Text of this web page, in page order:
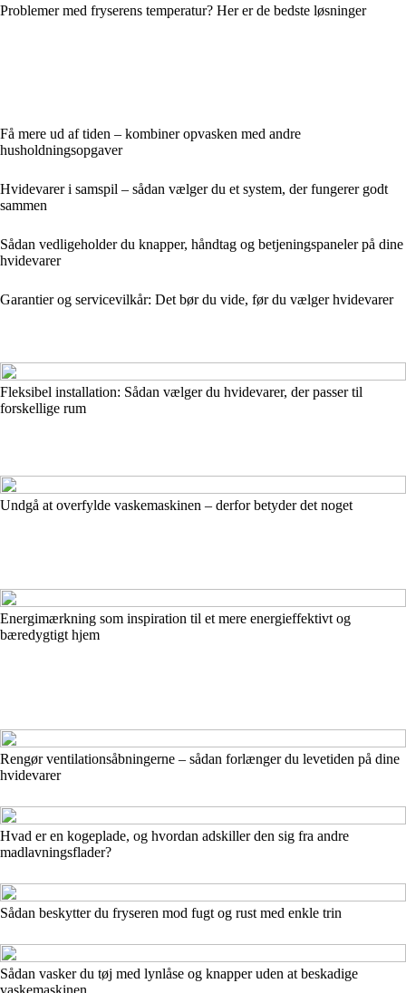
Problemer med fryserens temperatur? Her er de bedste løsninger
Få mere ud af tiden – kombiner opvasken med andre
husholdningsopgaver
Hvidevarer i samspil – sådan vælger du et system, der fungerer godt
sammen
Sådan vedligeholder du knapper, håndtag og betjeningspaneler på dine
hvidevarer
Garantier og servicevilkår: Det bør du vide, før du vælger hvidevarer
Fleksibel installation: Sådan vælger du hvidevarer, der passer til
forskellige rum
Undgå at overfylde vaskemaskinen – derfor betyder det noget
Energimærkning som inspiration til et mere energieffektivt og
bæredygtigt hjem
Rengør ventilationsåbningerne – sådan forlænger du levetiden på dine
hvidevarer
Hvad er en kogeplade, og hvordan adskiller den sig fra andre
madlavningsflader?
Sådan beskytter du fryseren mod fugt og rust med enkle trin
Sådan vasker du tøj med lynlåse og knapper uden at beskadige
vaskemaskinen